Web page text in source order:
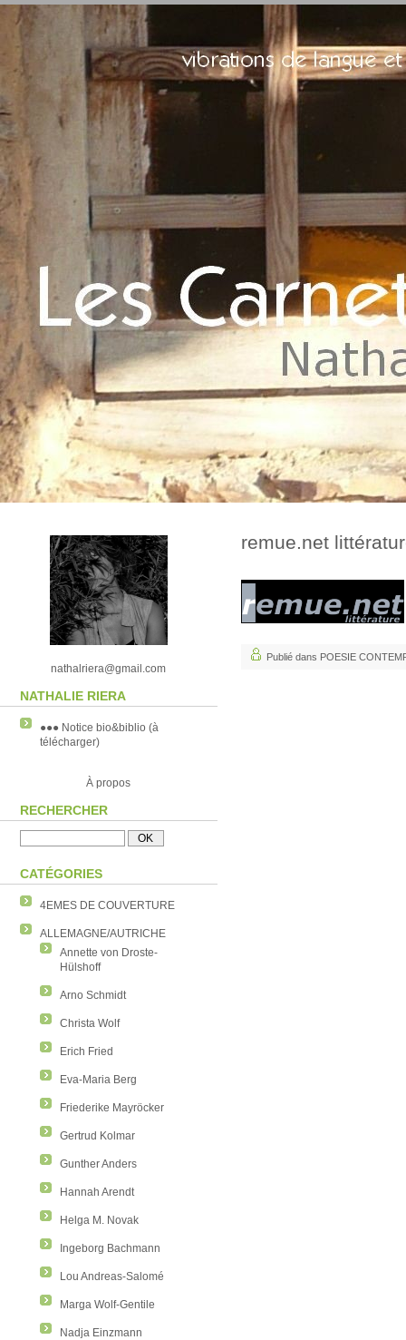
nathalriera@gmail.com
NATHALIE RIERA
●●● Notice bio&biblio (à
télécharger)
À propos
RECHERCHER
CATÉGORIES
4EMES DE COUVERTURE
ALLEMAGNE/AUTRICHE
Annette von Droste-
Hülshoff
Arno Schmidt
Christa Wolf
Erich Fried
Eva-Maria Berg
Friederike Mayröcker
Gertrud Kolmar
Gunther Anders
Hannah Arendt
Helga M. Novak
Ingeborg Bachmann
Lou Andreas-Salomé
Marga Wolf-Gentile
Nadja Einzmann
remue.net
Publié dans POESIE